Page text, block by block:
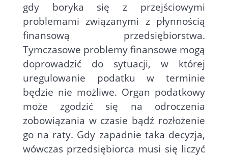
gdy boryka się z przejściowymi
problemami związanymi z płynnością
finansową przedsiębiorstwa.
Tymczasowe problemy finansowe mogą
doprowadzić do sytuacji, w której
uregulowanie podatku w terminie
będzie nie możliwe. Organ podatkowy
może zgodzić się na odroczenia
zobowiązania w czasie bądź rozłożenie
go na raty. Gdy zapadnie taka decyzja,
wówczas przedsiębiorca musi się liczyć